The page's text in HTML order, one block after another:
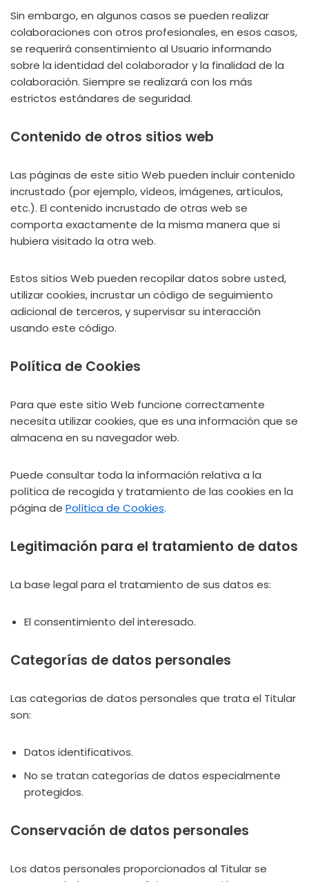
Sin embargo, en algunos casos se pueden realizar
colaboraciones con otros profesionales, en esos casos,
se requerirá consentimiento al Usuario informando
sobre la identidad del colaborador y la finalidad de la
colaboración. Siempre se realizará con los más
estrictos estándares de seguridad.
Contenido de otros sitios web
Las páginas de este sitio Web pueden incluir contenido
incrustado (por ejemplo, vídeos, imágenes, artículos,
etc.). El contenido incrustado de otras web se
comporta exactamente de la misma manera que si
hubiera visitado la otra web.
Estos sitios Web pueden recopilar datos sobre usted,
utilizar cookies, incrustar un código de seguimiento
adicional de terceros, y supervisar su interacción
usando este código.
Política de Cookies
Para que este sitio Web funcione correctamente
necesita utilizar cookies, que es una información que se
almacena en su navegador web.
Puede consultar toda la información relativa a la
política de recogida y tratamiento de las cookies en la
página de Política de Cookies.
Legitimación para el tratamiento de datos
La base legal para el tratamiento de sus datos es:
El consentimiento del interesado.
Categorías de datos personales
Las categorías de datos personales que trata el Titular
son:
Datos identificativos.
No se tratan categorías de datos especialmente
protegidos.
Conservación de datos personales
Los datos personales proporcionados al Titular se